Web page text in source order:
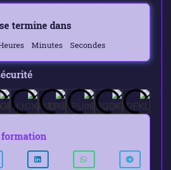
termine dans
Minutes Secondes